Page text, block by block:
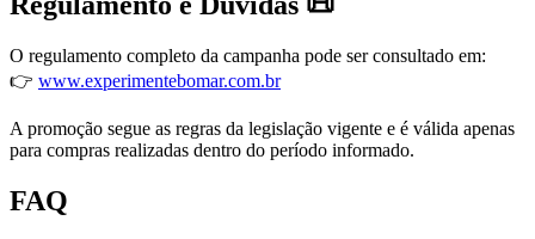
O regulamento completo da campanha pode ser consultado em:
👉 www.experimentebomar.com.br
A promoção segue as regras da legislação vigente e é válida apenas
para compras realizadas dentro do período informado.
FAQ